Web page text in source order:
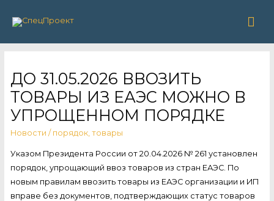
ДО 31.05.2026 ВВОЗИТЬ
ТОВАРЫ ИЗ ЕАЭС МОЖНО В
УПРОЩЕННОМ ПОРЯДКЕ
Новости / порядок, товары
Указом Президента России от 20.04.2026 № 261 установлен
порядок, упрощающий ввоз товаров из стран ЕАЭС. По
новым правилам ввозить товары из ЕАЭС организации и ИП
вправе без документов, подтверждающих статус товаров